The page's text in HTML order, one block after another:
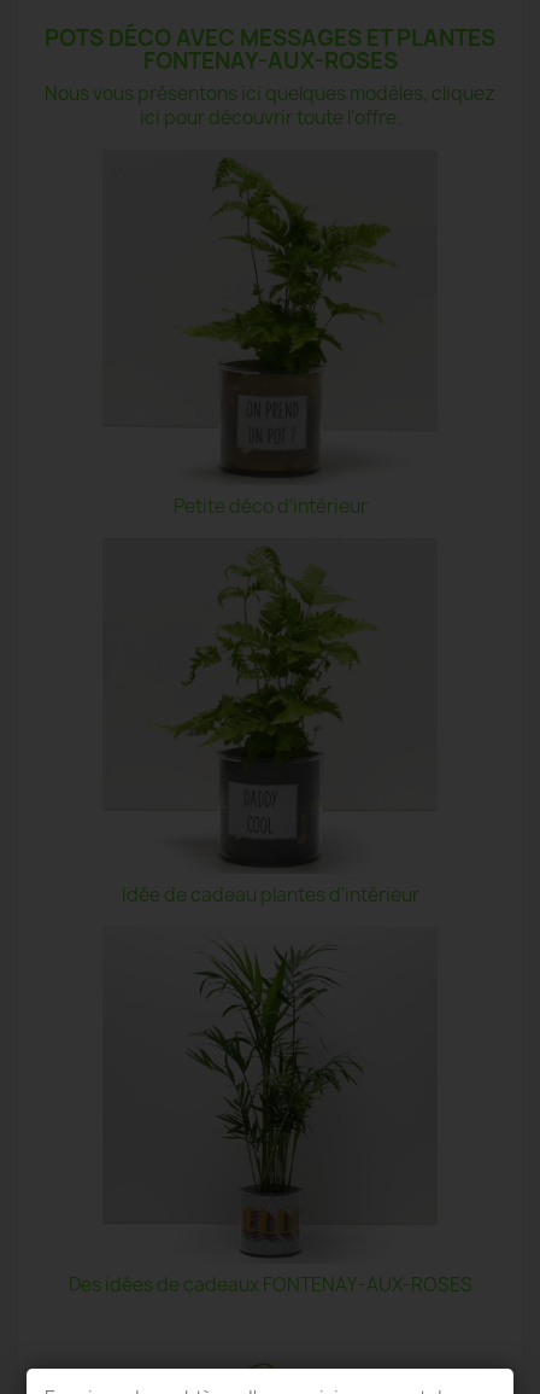
POTS DÉCO AVEC MESSAGES ET PLANTES
FONTENAY-AUX-ROSES
Nous vous présentons ici quelques modèles, cliquez
ici pour découvrir toute l'offre.
Petite déco d'intérieur
Idée de cadeau plantes d'intérieur
Des idées de cadeaux FONTENAY-AUX-ROSES